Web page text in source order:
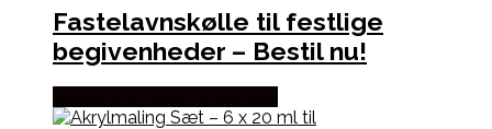
Fastelavnskølle til festlige
begivenheder – Bestil nu!